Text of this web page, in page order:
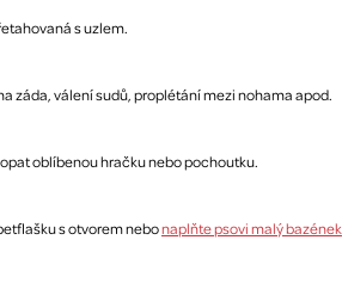
s uzlem.
záda, válení sudů, proplétání mezi nohama apod.
oblíbenou hračku nebo pochoutku.
s otvorem nebonaplňte psovi malý bazének